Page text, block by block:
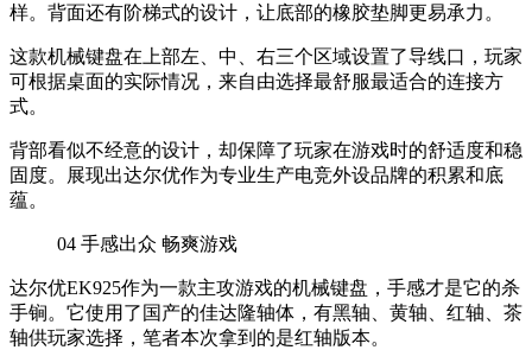
样。背面还有阶梯式的设计，让底部的橡胶垫脚更易承力。
这款机械键盘在上部左、中、右三个区域设置了导线口，玩家
可根据桌面的实际情况，来自由选择最舒服最适合的连接方
式。
背部看似不经意的设计，却保障了玩家在游戏时的舒适度和稳
固度。展现出达尔优作为专业生产电竞外设品牌的积累和底
蕴。
04 手感出众 畅爽游戏
达尔优EK925作为一款主攻游戏的机械键盘，手感才是它的杀
手锏。它使用了国产的佳达隆轴体，有黑轴、黄轴、红轴、茶
轴供玩家选择，笔者本次拿到的是红轴版本。